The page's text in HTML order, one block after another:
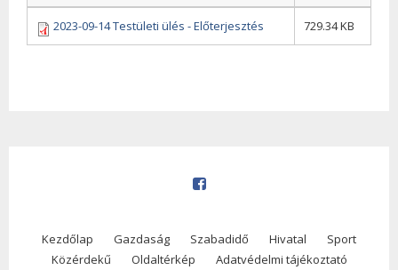
2023-09-14 Testületi ülés - Előterjesztés 729.34 KB
Kezdőlap Gazdaság Szabadidő Hivatal
Sport
Közérdekű
Oldaltérkép
Adatvédelmi tájékoztató